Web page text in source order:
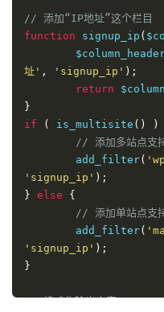
// 添加“IP地址”这个栏目
function signup_ip (
址' , 'signup_ip' );
return
}
if
( is_multisite () )
// 添加多站点支
	add_filter
(
'signup_ip' );
} else
{
// 添加单站点支
	add_filter
(
'signup_ip' );
}
// 格式化输出内容